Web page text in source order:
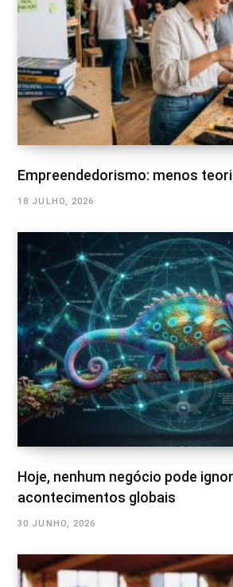
Empreendedorismo: menos
18 JULHO, 2026
Hoje, nenhum negócio pode
acontecimentos globais
30 JUNHO, 2026